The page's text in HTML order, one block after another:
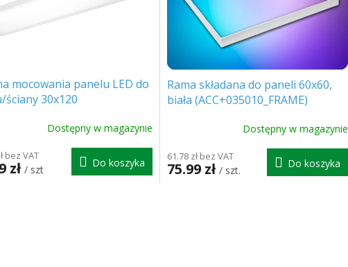
mocowania panelu LED do
30x120
Dostępny w magazynie
bez VAT
zł / szt
Do koszyka
Rama składana do paneli 60x60,
biała (ACC+035010_FRAME)
Dostępny w magazynie
61.78 zł bez VAT
75.99 zł / szt.
Do koszyka